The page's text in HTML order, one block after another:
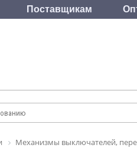
Поставщикам
Механизмы выключателей,